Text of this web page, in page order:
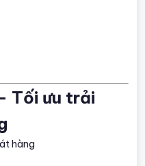
Tối ưu trải
hàng